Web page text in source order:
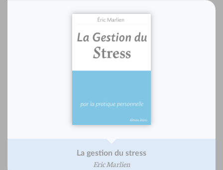
La gestion du stress
Eric Marlien